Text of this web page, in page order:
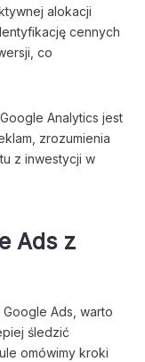
alokacji
cennych
co
Analytics jest
zrozumienia
z inwestycji w
Ads z
Ads, warto
śledzić
omówimy kroki